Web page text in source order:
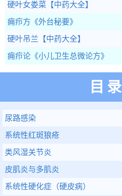
硬叶女娄菜 【中药大全】
痈疖方 《外台秘要》
硬叶吊兰 【中药大全】
痈疖论 《小儿卫生总微论方》
目录
尿路感染
系统性红斑狼疮
类风湿关节炎
皮肌炎与多肌炎
系统性硬化症（硬皮病）